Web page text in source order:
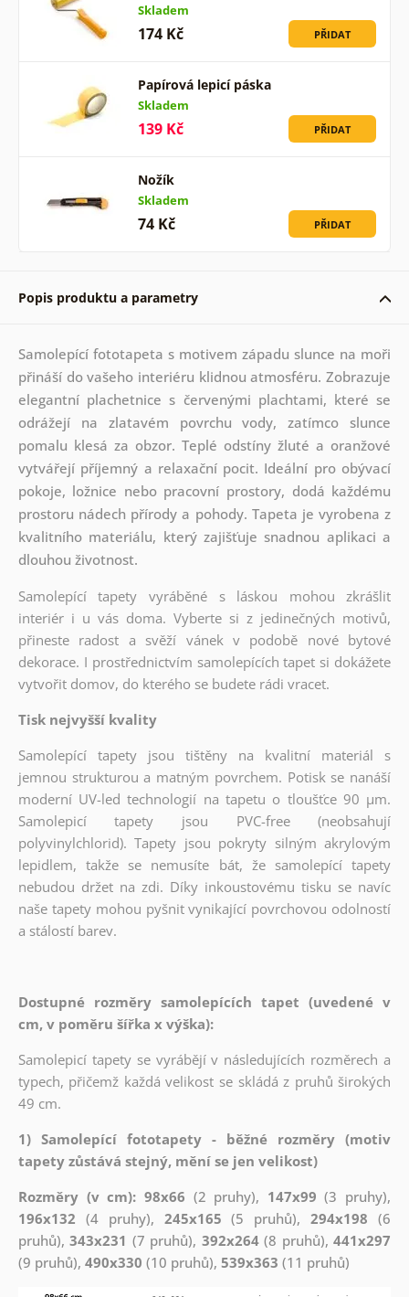
Skladem
174 Kč PŘIDAT
Papírová lepicí páska
Skladem
139 Kč PŘIDAT
Nožík
Skladem
74 Kč PŘIDAT
Popis produktu a parametry
Samolepící fototapeta s motivem západu slunce na moři
přináší do vašeho interiéru klidnou atmosféru. Zobrazuje
elegantní plachetnice s červenými plachtami, které se
odrážejí na zlatavém povrchu vody, zatímco slunce
pomalu klesá za obzor. Teplé odstíny žluté a oranžové
vytvářejí příjemný a relaxační pocit. Ideální pro obývací
pokoje, ložnice nebo pracovní prostory, dodá každému
prostoru nádech přírody a pohody. Tapeta je vyrobena z
kvalitního materiálu, který zajišťuje snadnou aplikaci a
dlouhou životnost.
Samolepící tapety vyráběné s láskou mohou zkrášlit
interiér i u vás doma. Vyberte si z jedinečných motivů,
přineste radost a svěží vánek v podobě nové bytové
dekorace. I prostřednictvím samolepících tapet si dokážete
vytvořit domov, do kterého se budete rádi vracet.
Tisk nejvyšší kvality
Samolepící tapety jsou tištěny na kvalitní materiál s
jemnou strukturou a matným povrchem. Potisk se nanáší
moderní UV-led technologií na tapetu o tloušťce 90 µm.
Samolepicí tapety jsou PVC-free (neobsahují
polyvinylchlorid). Tapety jsou pokryty silným akrylovým
lepidlem, takže se nemusíte bát, že samolepící tapety
nebudou držet na zdi. Díky inkoustovému tisku se navíc
naše tapety mohou pyšnit vynikající povrchovou odolností
a stálostí barev.
Dostupné rozměry samolepících tapet (uvedené v
cm, v poměru šířka x výška):
Samolepicí tapety se vyrábějí v následujících rozměrech a
typech, přičemž každá velikost se skládá z pruhů širokých
49 cm.
1) Samolepící fototapety - běžné rozměry (motiv
tapety zůstává stejný, mění se jen velikost)
Rozměry (v cm): 98x66 (2 pruhy), 147x99 (3 pruhy),
196x132 (4 pruhy), 245x165 (5 pruhů),294x198 (6
pruhů),343x231 (7 pruhů), 392x264(8 pruhů),441x297
(9 pruhů), 490x330 (10 pruhů), 539x363 (11 pruhů)